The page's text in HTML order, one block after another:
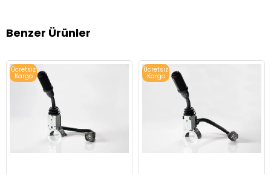
Benzer Ürünler
Ücretsiz
Kargo
Ücretsiz
Kargo